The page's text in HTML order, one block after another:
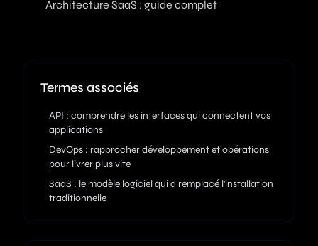
Architecture SaaS : guide complet
Termes associés
API : comprendre les interfaces qui connectent vos
applications
DevOps : rapprocher développement et opérations
pour livrer plus vite
SaaS : le modèle logiciel qui a remplacé l'installation
traditionnelle